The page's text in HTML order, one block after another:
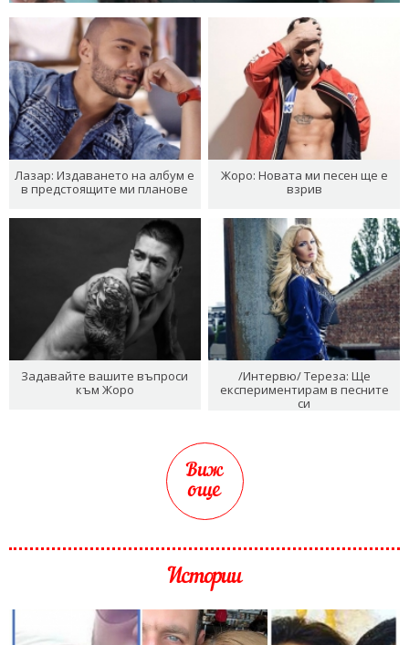
Лазар: Издаването на албум е
в предстоящите ми планове
Жоро: Новата ми песен ще е
взрив
Задавайте вашите въпроси
към Жоро
/Интервю/ Тереза: Ще
експериментирам в песните
си
Виж
още
Истории